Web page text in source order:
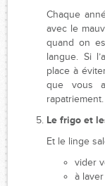
Chaque
avec le
quand on
langue. Si
place à
que vous
rapatriement.
Le frigo et
Et le linge
vider
à